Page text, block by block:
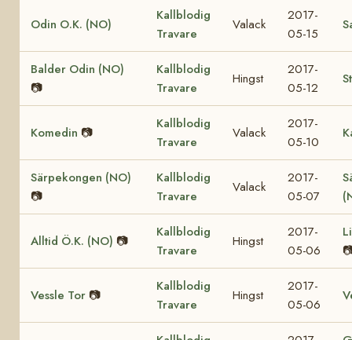
Odin O.K. (NO)
Kallblodig
Travare
Valack
2017-
05-15
Balder Odin (NO)
📷
Kallblodig
Travare
Hingst
2017-
05-12
Komedin 📷
Kallblodig
Travare
Valack
2017-
05-10
Särpekongen (NO)
📷
Kallblodig
Travare
Valack
2017-
05-07
Alltid Ö.K. (NO) 📷
Kallblodig
Travare
Hingst
2017-
05-06
Vessle Tor 📷
Kallblodig
Travare
Hingst
2017-
05-06